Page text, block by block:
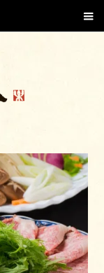
のグルメをご自宅で